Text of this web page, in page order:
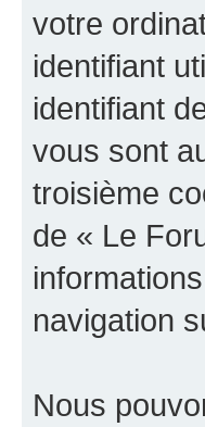
votre
identifiant
identifiant
vous sont
troisième
de « Le
navigation
Nous